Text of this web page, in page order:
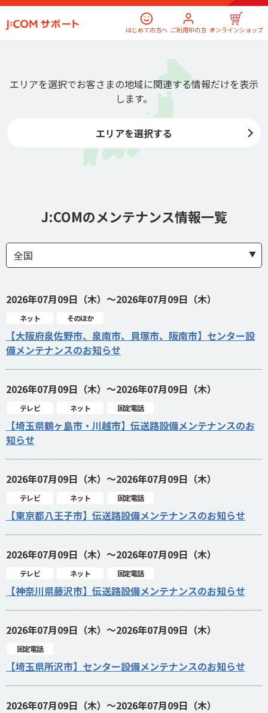
はじめての方へ ご利用中の方 オンラインショップ
エリアを選択でお客さまの地域に関連する情報だけを表示
します。
エリアを選択する
J:COMのメンテナンス情報一覧
2026年07月09日（木）～2026年07月09日（木）
ネット そのほか
【大阪府泉佐野市、泉南市、貝塚市、阪南市】センター設
備メンテナンスのお知らせ
2026年07月09日（木）～2026年07月09日（木）
テレビ ネット 固定電話
【埼玉県鶴ヶ島市・川越市】伝送路設備メンテナンスのお
知らせ
2026年07月09日（木）～2026年07月09日（木）
テレビ ネット 固定電話
【東京都八王子市】伝送路設備メンテナンスのお知らせ
2026年07月09日（木）～2026年07月09日（木）
テレビ ネット 固定電話
【神奈川県藤沢市】伝送路設備メンテナンスのお知らせ
2026年07月09日（木）～2026年07月09日（木）
固定電話
【埼玉県所沢市】センター設備メンテナンスのお知らせ
2026年07月09日（木）～2026年07月09日（木）